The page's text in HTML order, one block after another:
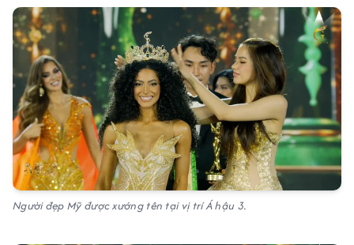
Người đẹp Mỹ được xướng tên tại vị trí Á hậu 3.